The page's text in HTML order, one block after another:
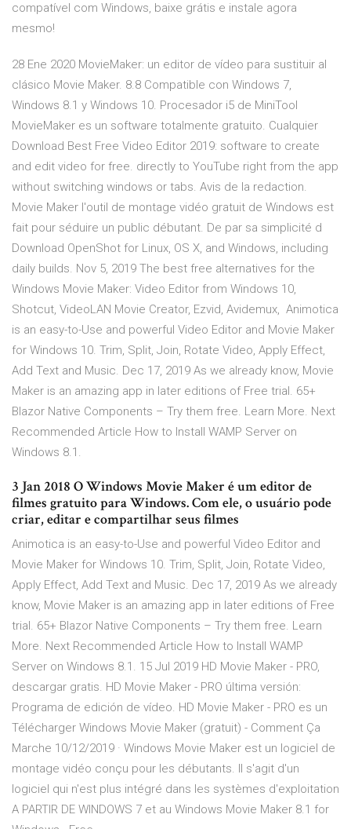
compatível com Windows, baixe grátis e instale agora
mesmo!
28 Ene 2020 MovieMaker: un editor de vídeo para sustituir al
clásico Movie Maker. 8.8 Compatible con Windows 7,
Windows 8.1 y Windows 10. Procesador i5 de MiniTool
MovieMaker es un software totalmente gratuito. Cualquier
Download Best Free Video Editor 2019: software to create
and edit video for free. directly to YouTube right from the app
without switching windows or tabs. Avis de la redaction.
Movie Maker l'outil de montage vidéo gratuit de Windows est
fait pour séduire un public débutant. De par sa simplicité d
Download OpenShot for Linux, OS X, and Windows, including
daily builds. Nov 5, 2019 The best free alternatives for the
Windows Movie Maker: Video Editor from Windows 10,
Shotcut, VideoLAN Movie Creator, Ezvid, Avidemux, Animotica
is an easy-to-Use and powerful Video Editor and Movie Maker
for Windows 10. Trim, Split, Join, Rotate Video, Apply Effect,
Add Text and Music. Dec 17, 2019 As we already know, Movie
Maker is an amazing app in later editions of Free trial. 65+
Blazor Native Components – Try them free. Learn More. Next
Recommended Article How to Install WAMP Server on
Windows 8.1.
3 Jan 2018 O Windows Movie Maker é um editor de
filmes gratuito para Windows. Com ele, o usuário pode
criar, editar e compartilhar seus filmes
Animotica is an easy-to-Use and powerful Video Editor and
Movie Maker for Windows 10. Trim, Split, Join, Rotate Video,
Apply Effect, Add Text and Music. Dec 17, 2019 As we already
know, Movie Maker is an amazing app in later editions of Free
trial. 65+ Blazor Native Components – Try them free. Learn
More. Next Recommended Article How to Install WAMP
Server on Windows 8.1. 15 Jul 2019 HD Movie Maker - PRO,
descargar gratis. HD Movie Maker - PRO última versión:
Programa de edición de vídeo. HD Movie Maker - PRO es un
Télécharger Windows Movie Maker (gratuit) - Comment Ça
Marche 10/12/2019 · Windows Movie Maker est un logiciel de
montage vidéo conçu pour les débutants. Il s'agit d'un
logiciel qui n'est plus intégré dans les systèmes d'exploitation
A PARTIR DE WINDOWS 7 et au Windows Movie Maker 8.1 for